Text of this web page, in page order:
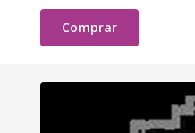
Comprar